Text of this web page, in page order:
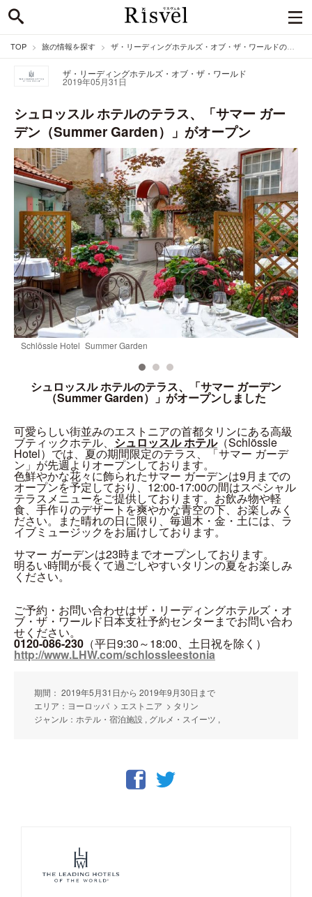
TOP 旅の情報を探す ザ・リーディングホテルズ・オブ・ザ・ワールドのニュース
ザ・リーディングホテルズ・オブ・ザ・ワールド
2019年05月31日
シュロッスル ホテルのテラス、「サマー ガー
デン（Summer Garden）」がオープン
Schlössle Hotel_Summer Garden
シュロッスル ホテルのテラス、「サマー ガーデン
（Summer Garden）」がオープンしました
可愛らしい街並みのエストニアの首都タリンにある高級
ブティックホテル、 シュロッスル ホテル（Schlössle
Hotel）では、夏の期間限定のテラス、「サマー ガーデ
ン」が先週よりオープンしております。
色鮮やかな花々に飾られたサマー ガーデンは9月までの
オープンを予定しており、12:00-17:00の間はスペシャル
テラスメニューをご提供しております。お飲み物や軽
食、手作りのデザートを爽やかな青空の下、お楽しみく
ださい。また晴れの日に限り、毎週木・金・土には、ラ
イブミュージックをお届けしております。
サマー ガーデンは23時までオープンしております。
明るい時間が長くて過ごしやすいタリンの夏をお楽しみ
ください。
ご予約・お問い合わせはザ・リーディングホテルズ・オ
ブ・ザ・ワールド日本支社予約センターまでお問い合わ
せください。
0120-086-230 （平日9:30～18:00、土日祝を除く）
http://www.LHW.com/schlossleestonia
期間： 2019年5月31日から 2019年9月30日まで
エリア：ヨーロッパ > エストニア > タリン
ジャンル：ホテル・宿泊施設 , グルメ・スイーツ ,